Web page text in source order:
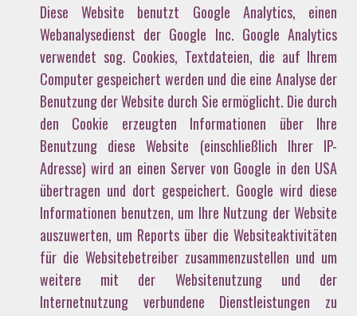
Diese Website benutzt Google Analytics, einen
Webanalysedienst der Google Inc. Google Analytics
verwendet sog. Cookies, Textdateien, die auf Ihrem
Computer gespeichert werden und die eine Analyse der
Benutzung der Website durch Sie ermöglicht. Die durch
den Cookie erzeugten Informationen über Ihre
Benutzung diese Website (einschließlich Ihrer IP-
Adresse) wird an einen Server von Google in den USA
übertragen und dort gespeichert. Google wird diese
Informationen benutzen, um Ihre Nutzung der Website
auszuwerten, um Reports über die Websiteaktivitäten
für die Websitebetreiber zusammenzustellen und um
weitere mit der Websitenutzung und der
Internetnutzung verbundene Dienstleistungen zu